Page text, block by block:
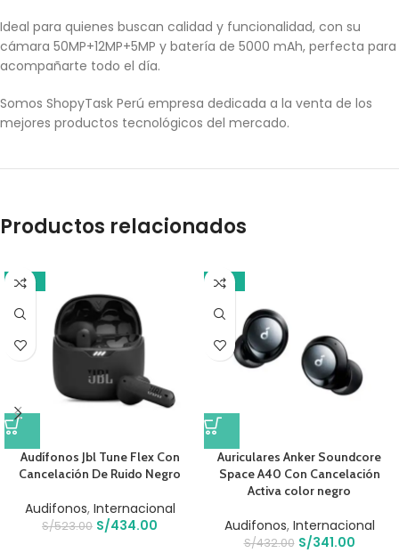
Ideal para quienes buscan calidad y funcionalidad, con su
cámara 50MP+12MP+5MP y batería de 5000 mAh, perfecta para
acompañarte todo el día.
Somos ShopyTask Perú empresa dedicada a la venta de los
mejores productos tecnológicos del mercado.
Productos relacionados
-17%
Audífonos Jbl Tune Flex Con
Cancelación De Ruido Negro
Audifonos, Internacional
S/523.00 S/434.00
-21%
Auriculares Anker Soundcore
Space A40 Con Cancelación
Activa color negro
Audifonos, Internacional
S/432.00 S/341.00